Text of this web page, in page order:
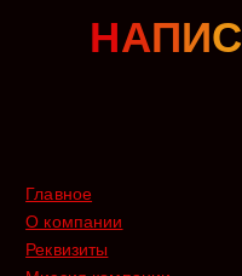
НАПИС
Главное
О компании
Реквизиты